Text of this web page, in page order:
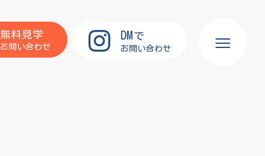
無料見学
お問い合わせ
DMで
お問い合わせ